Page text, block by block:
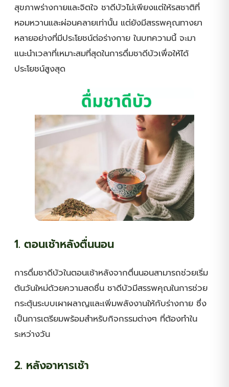
สุขภาพร่างกายและจิตใจ ชาดีบัวไม่เพียงแต่ให้รสชาติที่
หอมหวานและผ่อนคลายเท่านั้น แต่ยังมีสรรพคุณทางยา
หลายอย่างที่มีประโยชน์ต่อร่างกาย ในบทความนี้ จะมา
แนะนำเวลาที่เหมาะสมที่สุดในการดื่มชาดีบัวเพื่อให้ได้
ประโยชน์สูงสุด
1. ตอนเช้าหลังตื่นนอน
การดื่มชาดีบัวในตอนเช้าหลังจากตื่นนอนสามารถช่วยเริ่ม
ต้นวันใหม่ด้วยความสดชื่น ชาดีบัวมีสรรพคุณในการช่วย
กระตุ้นระบบเผาผลาญและเพิ่มพลังงานให้กับร่างกาย ซึ่ง
เป็นการเตรียมพร้อมสำหรับกิจกรรมต่างๆ ที่ต้องทำใน
ระหว่างวัน
2. หลังอาหารเช้า